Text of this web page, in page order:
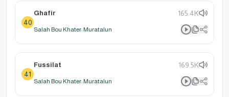
40
Ghafir 165.4K
Salah Bou Khater: Muratalun
41
Fussilat 169.5K
Salah Bou Khater: Muratalun